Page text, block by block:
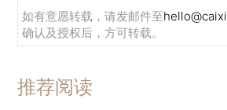
如有意愿转载，请发邮件至
确认及授权后，方可转载。
推荐阅读